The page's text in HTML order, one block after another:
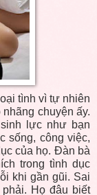
tình vì tự nhiên
chuyện ấy.
lực như bạn
sống, công việc,
của họ. Đàn bà
trong tình dục
khi gần gũi. Sai
Họ đâu biết